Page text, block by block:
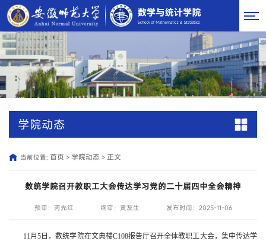
学院动态
当前位置: 首页 > 学院动态 > 正文
数统学院召开教职工大会传达学习党的二十届四中全会精神
预审：芮先红 终审：黄友生 发布时间：2025-11-06
11月5日，数统学院在文典楼C108报告厅召开全体教职工大会，集中传达学